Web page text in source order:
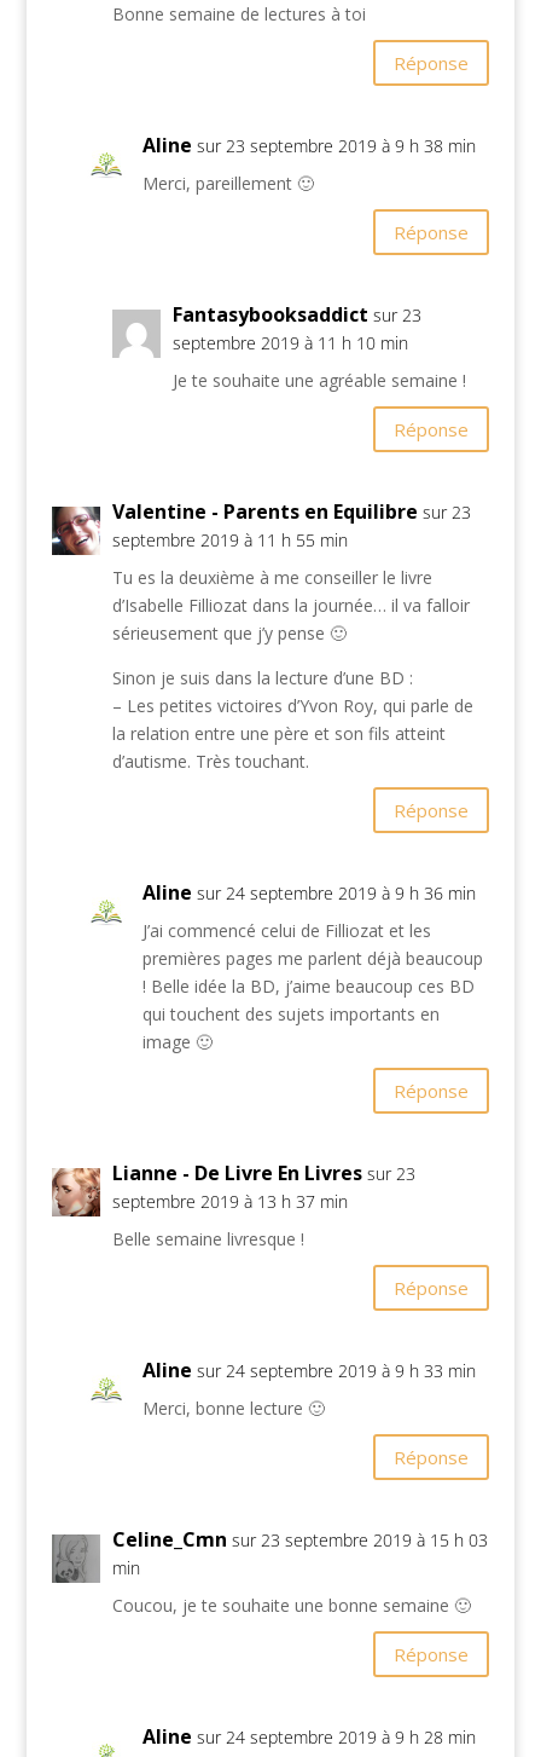
Bonne semaine de lectures à toi
Réponse
Aline sur 23 septembre 2019 à 9 h 38 min
Merci, pareillement 🙂
Réponse
Fantasybooksaddict sur 23
septembre 2019 à 11 h 10 min
Je te souhaite une agréable semaine !
Réponse
Valentine - Parents en Equilibre sur 23
septembre 2019 à 11 h 55 min
Tu es la deuxième à me conseiller le livre
d’Isabelle Filliozat dans la journée… il va falloir
sérieusement que j’y pense 🙂
Sinon je suis dans la lecture d’une BD :
– Les petites victoires d’Yvon Roy, qui parle de
la relation entre une père et son fils atteint
d’autisme. Très touchant.
Réponse
Aline sur 24 septembre 2019 à 9 h 36 min
J’ai commencé celui de Filliozat et les
premières pages me parlent déjà beaucoup
! Belle idée la BD, j’aime beaucoup ces BD
qui touchent des sujets importants en
image 🙂
Réponse
Lianne - De Livre En Livres sur 23
septembre 2019 à 13 h 37 min
Belle semaine livresque !
Réponse
Aline sur 24 septembre 2019 à 9 h 33 min
Merci, bonne lecture 🙂
Réponse
Celine_Cmn sur 23 septembre 2019 à 15 h 03
min
Coucou, je te souhaite une bonne semaine 🙂
Réponse
Aline sur 24 septembre 2019 à 9 h 28 min